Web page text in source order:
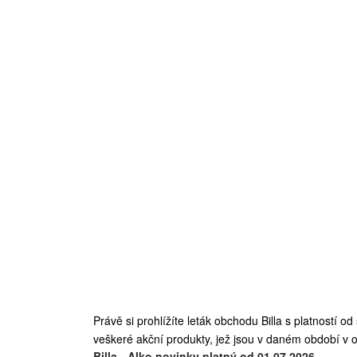
Právě si prohlížíte leták obchodu Billa s platností
veškeré akční produkty, jež jsou v daném období v